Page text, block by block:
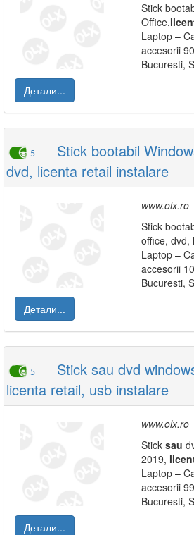
Stick
Office,
Laptop –
accesorii
Bucuresti,
Детали...
5
Stick bootabil
dvd, licenta retail instalare
www.olx.ro
Stick
office, dvd,
Laptop –
accesorii
Bucuresti,
Детали...
5
Stick sau dvd
licenta retail, usb instalare
www.olx.ro
Stick sau
2019,
Laptop –
accesorii
Bucuresti,
Детали...